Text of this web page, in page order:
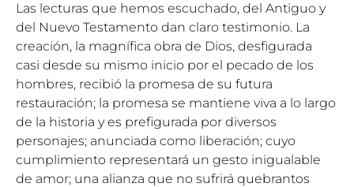
Las lecturas que hemos escuchado, del Antiguo y
del Nuevo Testamento dan claro testimonio. La
creación, la magnífica obra de Dios, desfigurada
casi desde su mismo inicio por el pecado de los
hombres, recibió la promesa de su futura
restauración; la promesa se mantiene viva a lo largo
de la historia y es prefigurada por diversos
personajes; anunciada como liberación; cuyo
cumplimiento representará un gesto inigualable
de amor; una alianza que no sufrirá quebrantos